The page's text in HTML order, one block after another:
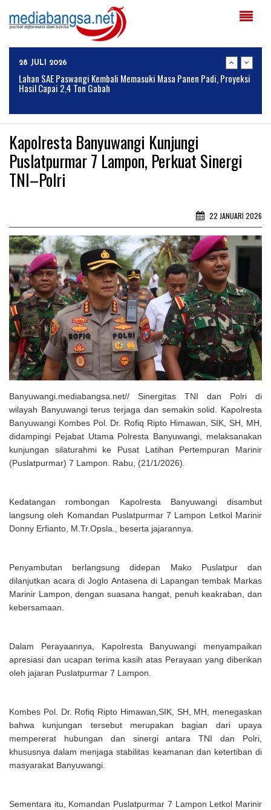
31 JULI 2026
Gagal Kelola Limbah dan Emisi, Pengelola PG Asembagus Dituntut
28 JULI 2026
Lahan SAE Paswangi Kembali Memasuki Masa Panen Padi, Proyeksi
Hasil Capai 2,4 Ton Gabah
Armed Jember, Ormas MADAS, dan Media Online Jejak-Indonesia.id
Perkuat Sinergitas Lewat Ngopi Bareng di Patrang
24 JULI 2026
BULOG Perkuat Sinergi Bersama Komisi IV DPR RI untuk
Mendukung Ketahanan Pangan Nasional
Solusi Tingkatkan Keaktifan Peserta JKN, Banyuwangi Jadi Lokasi
Uji Coba Program NADI JKN
Kapolresta Banyuwangi Kunjungi
Puslatpurmar 7 Lampon, Perkuat Sinergi
TNI–Polri
22 JANUARI 2026
Banyuwangi.mediabangsa.net// Sinergitas TNI dan Polri di
wilayah Banyuwangi terus terjaga dan semakin solid. Kapolresta
Banyuwangi Kombes Pol. Dr. Rofiq Ripto Himawan, SIK, SH, MH,
didampingi Pejabat Utama Polresta Banyuwangi, melaksanakan
kunjungan silaturahmi ke Pusat Latihan Pertempuran Marinir
(Puslatpurmar) 7 Lampon. Rabu, (21/1/2026).
Kedatangan rombongan Kapolresta Banyuwangi disambut
langsung oleh Komandan Puslatpurmar 7 Lampon Letkol Marinir
Donny Erfianto, M.Tr.Opsla., beserta jajarannya.
Penyambutan berlangsung didepan Mako Puslatpur dan
dilanjutkan acara di Joglo Antasena di Lapangan tembak Markas
Marinir Lampon, dengan suasana hangat, penuh keakraban, dan
kebersamaan.
Dalam Perayaannya, Kapolresta Banyuwangi menyampaikan
apresiasi dan ucapan terima kasih atas Perayaan yang diberikan
oleh jajaran Puslatpurmar 7 Lampon.
Kombes Pol. Dr. Rofiq Ripto Himawan,SIK, SH, MH, menegaskan
bahwa kunjungan tersebut merupakan bagian dari upaya
mempererat hubungan dan sinergi antara TNI dan Polri,
khususnya dalam menjaga stabilitas keamanan dan ketertiban di
masyarakat Banyuwangi.
Sementara itu, Komandan Puslatpurmar 7 Lampon Letkol Marinir